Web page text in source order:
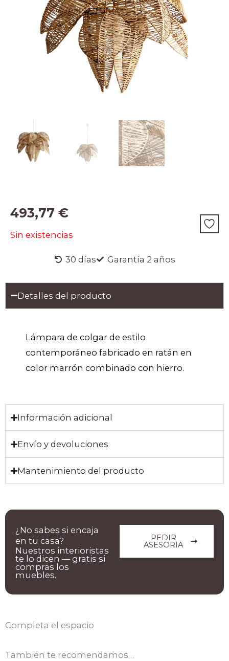
493,77 €
Sin existencias
30 días Garantía 2 años
Detalles del producto
Lámpara de colgar de estilo
contemporáneo fabricado en ratán en
color marrón combinado con hierro.
Información adicional
Envío y devoluciones
Mantenimiento del producto
PEDIR
ASESORIA
¿No sabes si encaja
en tu casa?
Nuestros interioristas
te lo dicen — gratis si
compras los
muebles.
Completa el espacio
También te recomendamos…